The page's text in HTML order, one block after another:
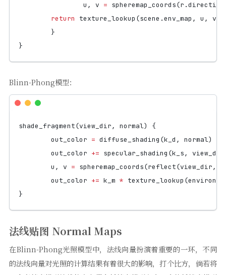
u , v = spheremap_coords(r .direction
return
texture_lookup (scene .env_map , u , v
}
}
Blinn-Phong模型：
shade_fragment(view_dir, normal)
{
out_color = diffuse_shading (k_d , normal)
out_color += specular_shading (k_s, view_dir
u , v = spheremap_coords(reflect(view_dir,
out_color += k_m * texture_lookup (
}
法线贴图 Normal Maps
在Blinn-Phong光照模型中，法线向量扮演着重要的一环，不同
的法线向量对光照的计算结果有着很大的影响，打个比方，倘若将